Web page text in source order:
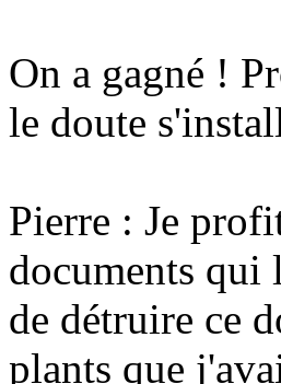
On a gagné !
le doute
Pierre : Je
documents qui
de détruire ce
plants que